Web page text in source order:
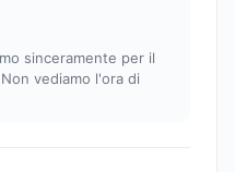
sinceramente per il
vediamo l'ora di